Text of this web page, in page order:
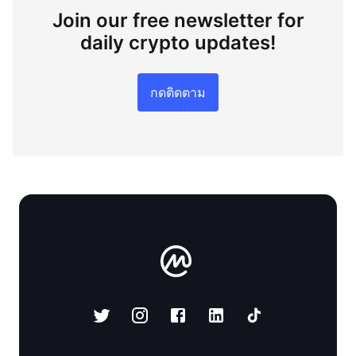
Join our free newsletter for
daily crypto updates!
กดติดตาม